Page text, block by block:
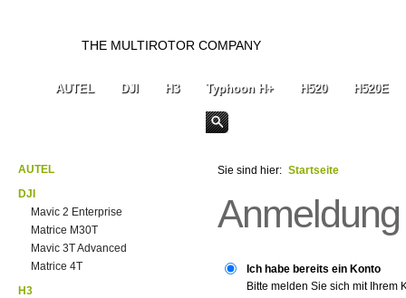
THE MULTIROTOR COMPANY
AUTEL DJI H3 Typhoon H+ H520 H520E
AUTEL
DJI
Mavic 2 Enterprise
Matrice M30T
Mavic 3T Advanced
Matrice 4T
H3
Sie sind hier: Startseite
Anmeldung
Ich habe bereits ein Konto
Bitte melden Sie sich mit Ihrem